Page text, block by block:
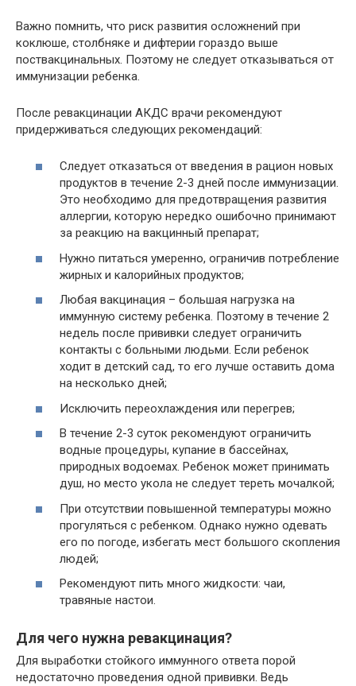
Важно помнить, что риск развития осложнений при
коклюше, столбняке и дифтерии гораздо выше
поствакцинальных. Поэтому не следует отказываться от
иммунизации ребенка.
После ревакцинации АКДС врачи рекомендуют
придерживаться следующих рекомендаций:
Следует отказаться от введения в рацион новых
продуктов в течение 2-3 дней после иммунизации.
Это необходимо для предотвращения развития
аллергии, которую нередко ошибочно принимают
за реакцию на вакцинный препарат;
Нужно питаться умеренно, ограничив потребление
жирных и калорийных продуктов;
Любая вакцинация – большая нагрузка на
иммунную систему ребенка. Поэтому в течение 2
недель после прививки следует ограничить
контакты с больными людьми. Если ребенок
ходит в детский сад, то его лучше оставить дома
на несколько дней;
Исключить переохлаждения или перегрев;
В течение 2-3 суток рекомендуют ограничить
водные процедуры, купание в бассейнах,
природных водоемах. Ребенок может принимать
душ, но место укола не следует тереть мочалкой;
При отсутствии повышенной температуры можно
прогуляться с ребенком. Однако нужно одевать
его по погоде, избегать мест большого скопления
людей;
Рекомендуют пить много жидкости: чаи,
травяные настои.
Для чего нужна ревакцинация?
Для выработки стойкого иммунного ответа порой
недостаточно проведения одной прививки. Ведь